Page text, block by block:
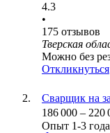
4.3
•
175 отзывов
Тверская
Можно без
Откликнуться
Сварщик на
186 000 – 220
Опыт 1-3 года